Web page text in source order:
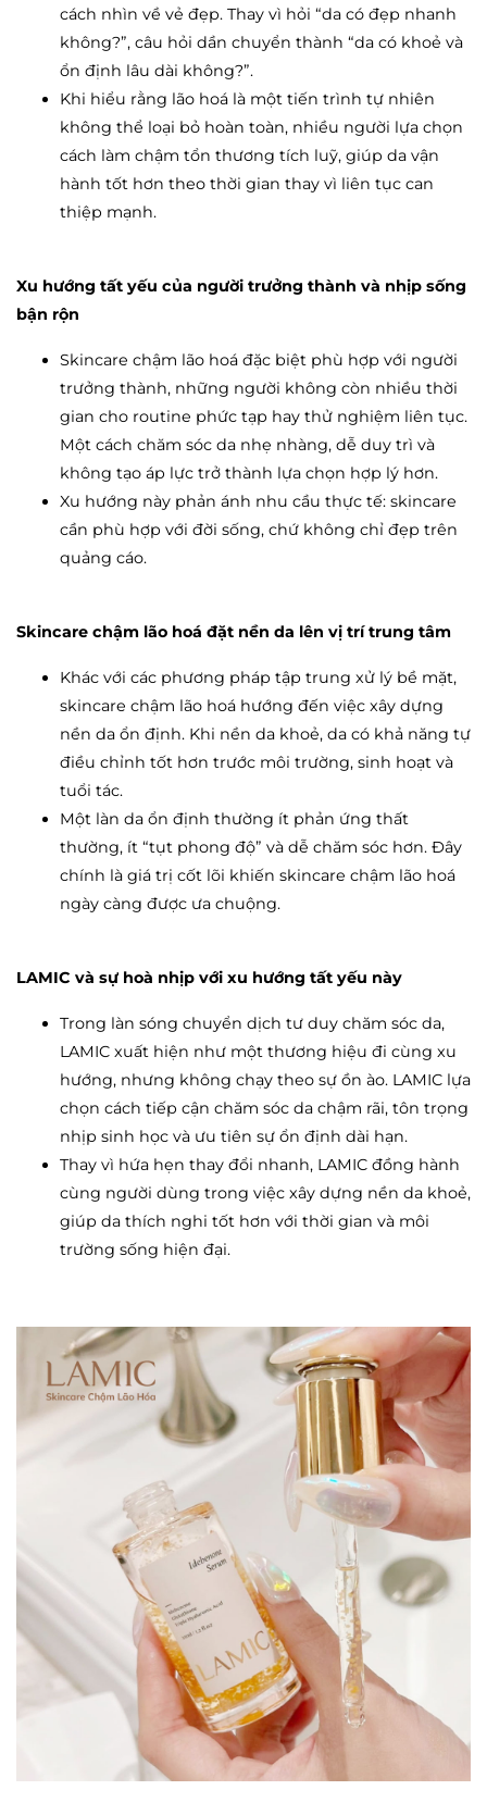
cách nhìn về vẻ đẹp. Thay vì hỏi “da có đẹp nhanh
không?”, câu hỏi dần chuyển thành “da có khoẻ và
ổn định lâu dài không?”.
Khi hiểu rằng lão hoá là một tiến trình tự nhiên
không thể loại bỏ hoàn toàn, nhiều người lựa chọn
cách làm chậm tổn thương tích luỹ, giúp da vận
hành tốt hơn theo thời gian thay vì liên tục can
thiệp mạnh.
Xu hướng tất yếu của người trưởng thành và nhịp sống
bận rộn
Skincare chậm lão hoá đặc biệt phù hợp với người
trưởng thành, những người không còn nhiều thời
gian cho routine phức tạp hay thử nghiệm liên tục.
Một cách chăm sóc da nhẹ nhàng, dễ duy trì và
không tạo áp lực trở thành lựa chọn hợp lý hơn.
Xu hướng này phản ánh nhu cầu thực tế: skincare
cần phù hợp với đời sống, chứ không chỉ đẹp trên
quảng cáo.
Skincare chậm lão hoá đặt nền da lên vị trí trung tâm
Khác với các phương pháp tập trung xử lý bề mặt,
skincare chậm lão hoá hướng đến việc xây dựng
nền da ổn định. Khi nền da khoẻ, da có khả năng tự
điều chỉnh tốt hơn trước môi trường, sinh hoạt và
tuổi tác.
Một làn da ổn định thường ít phản ứng thất
thường, ít “tụt phong độ” và dễ chăm sóc hơn. Đây
chính là giá trị cốt lõi khiến skincare chậm lão hoá
ngày càng được ưa chuộng.
LAMIC và sự hoà nhịp với xu hướng tất yếu này
Trong làn sóng chuyển dịch tư duy chăm sóc da,
LAMIC xuất hiện như một thương hiệu đi cùng xu
hướng, nhưng không chạy theo sự ồn ào. LAMIC lựa
chọn cách tiếp cận chăm sóc da chậm rãi, tôn trọng
nhịp sinh học và ưu tiên sự ổn định dài hạn.
Thay vì hứa hẹn thay đổi nhanh, LAMIC đồng hành
cùng người dùng trong việc xây dựng nền da khoẻ,
giúp da thích nghi tốt hơn với thời gian và môi
trường sống hiện đại.